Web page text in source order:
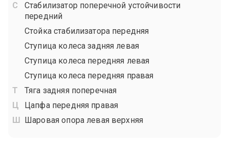
Стабилизатор поперечной устойчивости
передний
Стойка стабилизатора передняя
Ступица колеса задняя левая
Ступица колеса передняя левая
Ступица колеса передняя правая
Тяга задняя поперечная
Цапфа передняя правая
Шаровая опора левая верхняя